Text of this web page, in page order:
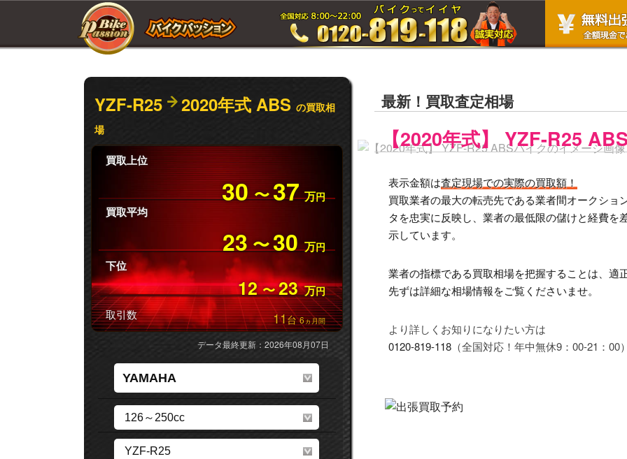
最新！買取査定相場
【2020年式】 YZF-R25
表示金額は査定現場での実際の買取額！
買取業者の最大の転売先である業者間オークショ
タを忠実に反映し、業者の最低限の儲けと経費を
示しています。
業者の指標である買取相場を把握することは、適
先ずは詳細な相場情報をご覧くださいませ。
より詳しくお知りになりたい方は
0120-819-118（全国対応！年中無休9：00-21：00
YZF-R25 2020年式 ABS の買取相
場
買取上位
30 〜37 万円
買取平均
23 〜30 万円
下位
12 〜23 万円
取引数 11台6ヵ月間
データ最終更新：2026年08月07日